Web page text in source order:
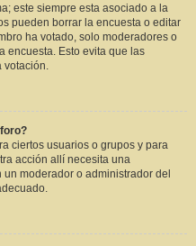
este siempre esta asociado a la
pueden borrar la encuesta o editar
ha votado, solo moderadores o
encuesta. Esto evita que las
votación.
ciertos usuarios o grupos y para
acción allí necesita una
moderador o administrador del